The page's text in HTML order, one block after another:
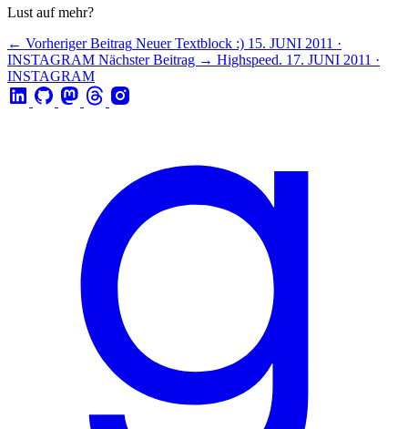
Lust auf mehr?
← Vorheriger Beitrag Neuer Textblock :) 15. JUNI 2011 ·
INSTAGRAM Nächster Beitrag → Highspeed. 17. JUNI 2011 ·
INSTAGRAM